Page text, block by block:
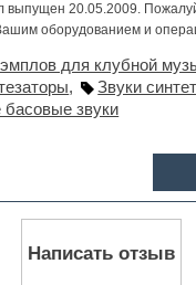
выпущен 20.05.2009.
оборудованием и
для клубной
, Звуки
басовые звуки
Написать отзыв